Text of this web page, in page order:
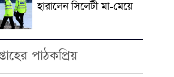
হারালেন সিলেটী মা-মেয়ে
পাঠকপ্রিয়